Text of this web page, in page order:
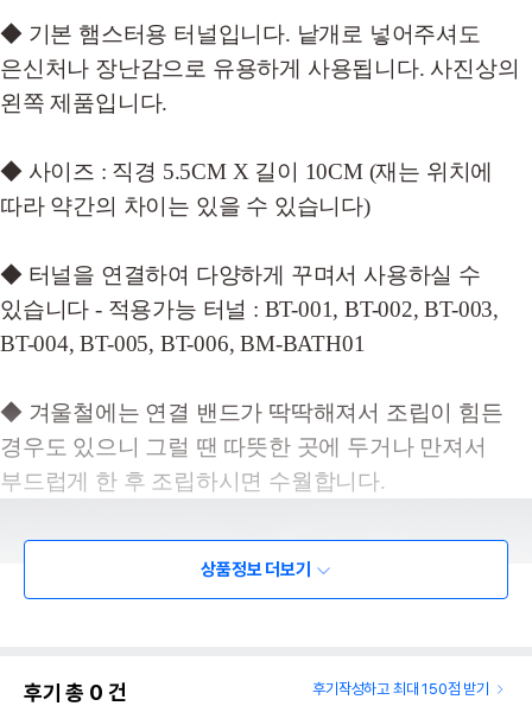
◆ 기본 햄스터용 터널입니다. 낱개로 넣어주셔도
은신처나 장난감으로 유용하게 사용됩니다. 사진상의
왼쪽 제품입니다.
◆ 사이즈 : 직경 5.5CM X 길이 10CM (재는 위치에
따라 약간의 차이는 있을 수 있습니다)
◆ 터널을 연결하여 다양하게 꾸며서 사용하실 수
있습니다 - 적용가능 터널 : BT-001, BT-002, BT-003,
BT-004, BT-005, BT-006, BM-BATH01
◆ 겨울철에는 연결 밴드가 딱딱해져서 조립이 힘든
경우도 있으니 그럴 땐 따뜻한 곳에 두거나 만져서
부드럽게 한 후 조립하시면 수월합니다.
상품정보 더보기
후기 총 0 건 후기작성하고 최대 150점 받기